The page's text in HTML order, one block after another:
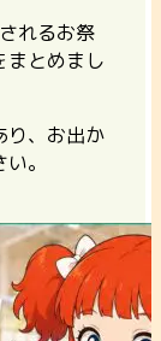
れるお祭
まとめまし
り、お出か
。